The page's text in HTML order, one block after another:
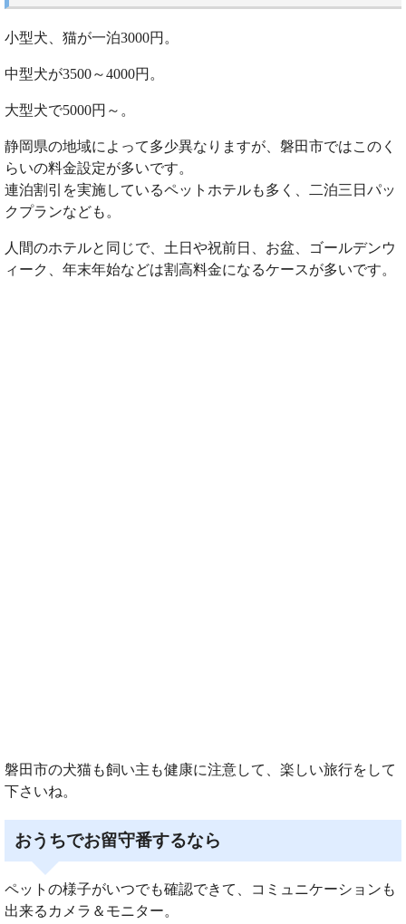
小型犬、猫が一泊3000円。
中型犬が3500～4000円。
大型犬で5000円～。
静岡県の地域によって多少異なりますが、磐田市ではこのく
らいの料金設定が多いです。
連泊割引を実施しているペットホテルも多く、二泊三日パッ
クプランなども。
人間のホテルと同じで、土日や祝前日、お盆、ゴールデンウ
ィーク、年末年始などは割高料金になるケースが多いです。
磐田市の犬猫も飼い主も健康に注意して、楽しい旅行をして
下さいね。
おうちでお留守番するなら
ペットの様子がいつでも確認できて、コミュニケーションも
出来るカメラ＆モニター。